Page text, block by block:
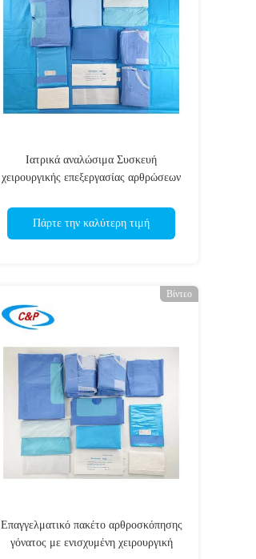
Ιατρικά αναλώσιμα Συσκευή
χειρουργικής επεξεργασίας αρθρώσεων
Πάρτε την καλύτερη τιμή
Βίντεο
Επαγγελματικό πακέτο αρθροσκόπησης
γόνατος με ενισχυμένη χειρουργική